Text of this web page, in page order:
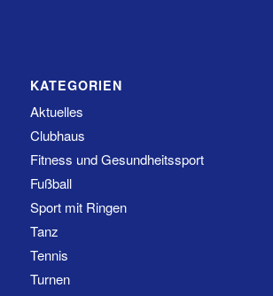
KATEGORIEN
Aktuelles
Clubhaus
Fitness und Gesundheitssport
Fußball
Sport mit Ringen
Tanz
Tennis
Turnen